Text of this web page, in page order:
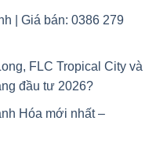
| Giá bán: 0386 279
FLC Tropical City và
đầu tư 2026?
Hóa mới nhất –